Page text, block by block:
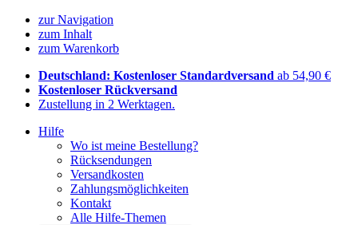
zur Navigation
zum Inhalt
zum Warenkorb
Deutschland: Kostenloser Standardversand ab 54,90 €
Kostenloser Rückversand
Zustellung in 2 Werktagen.
Hilfe
Wo ist meine Bestellung?
Rücksendungen
Versandkosten
Zahlungsmöglichkeiten
Kontakt
Alle Hilfe-Themen